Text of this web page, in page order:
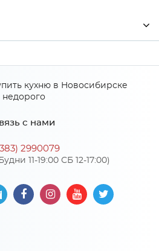
2100
Дуб крафт серый/Кашемир
с нами
2990079
11-19:00 СБ 12-17:00)